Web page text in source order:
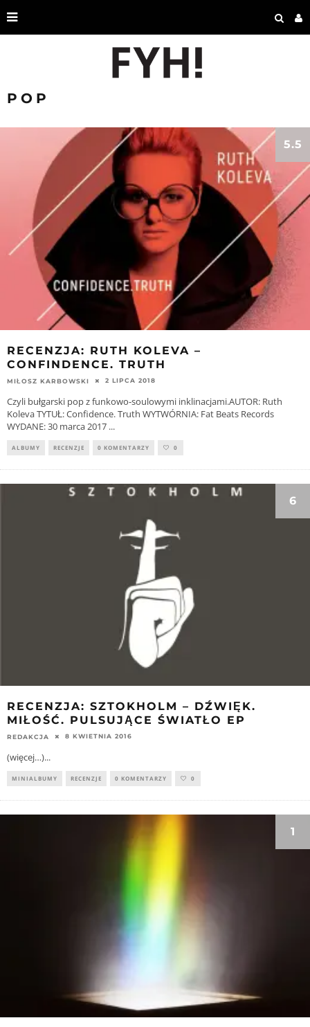
POP
5.5
RECENZJA: RUTH KOLEVA –
CONFINDENCE. TRUTH
MIŁOSZ KARBOWSKI 2 LIPCA 2018
Czyli bułgarski pop z funkowo-soulowymi inklinacjami.AUTOR: Ruth
Koleva TYTUŁ: Confidence. Truth WYTWÓRNIA: Fat Beats Records
WYDANE: 30 marca 2017 ...
ALBUMY RECENZJE 0 KOMENTARZY 0
6
RECENZJA: SZTOKHOLM – DŹWIĘK.
MIŁOŚĆ. PULSUJĄCE ŚWIATŁO EP
REDAKCJA 8 KWIETNIA 2016
(więcej…)...
MINIALBUMY RECENZJE 0 KOMENTARZY 0
1